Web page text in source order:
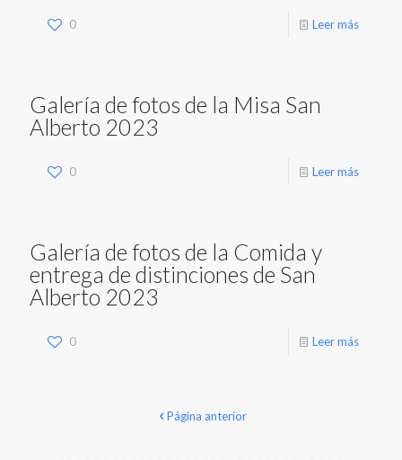
0 Leer más
Galería de fotos de la Misa San
Alberto 2023
0 Leer más
Galería de fotos de la Comida y
entrega de distinciones de San
Alberto 2023
0 Leer más
Página anterior